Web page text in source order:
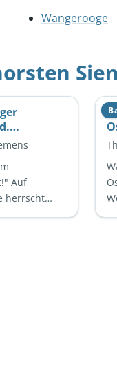
Wangerooge
Auf
herrscht